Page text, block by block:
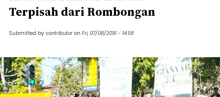
Terpisah dari Rombongan
Submitted by contributor on Fri, 07/08/2016 - 14:58